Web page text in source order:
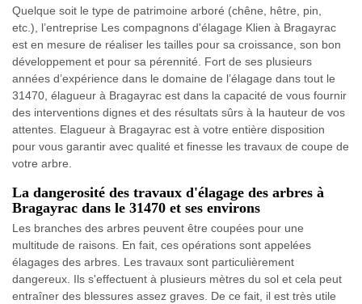
Quelque soit le type de patrimoine arboré (chêne, hêtre, pin,
etc.), l’entreprise Les compagnons d'élagage Klien à Bragayrac
est en mesure de réaliser les tailles pour sa croissance, son bon
développement et pour sa pérennité. Fort de ses plusieurs
années d’expérience dans le domaine de l’élagage dans tout le
31470, élagueur à Bragayrac est dans la capacité de vous fournir
des interventions dignes et des résultats sûrs à la hauteur de vos
attentes. Elagueur à Bragayrac est à votre entière disposition
pour vous garantir avec qualité et finesse les travaux de coupe de
votre arbre.
La dangerosité des travaux d'élagage des arbres à
Bragayrac dans le 31470 et ses environs
Les branches des arbres peuvent être coupées pour une
multitude de raisons. En fait, ces opérations sont appelées
élagages des arbres. Les travaux sont particulièrement
dangereux. Ils s'effectuent à plusieurs mètres du sol et cela peut
entraîner des blessures assez graves. De ce fait, il est très utile